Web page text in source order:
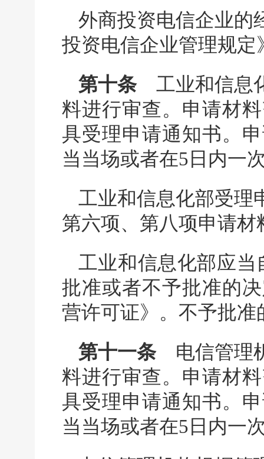
外商投资电信企业的
投资电信企业管理规定
第十条工业和信息
料进行审查。申请材
具受理申请通知书。
当当场或者在5日内一
工业和信息化部受理
第六项、第八项申请
工业和信息化部应当
批准或者不予批准的
营许可证》。不予批
第十一条电信管理机
料进行审查。申请材
具受理申请通知书。
当当场或者在5日内一